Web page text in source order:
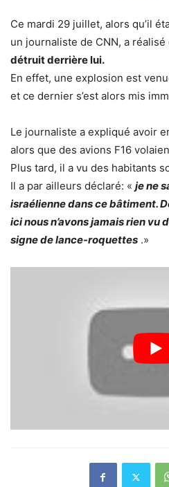
Ce mardi 29 juillet, alors qu’il
un journaliste de CNN, a réalisé
détruit derrière lui.
En effet, une explosion est
et ce dernier s’est alors mis
Le journaliste a expliqué avoir
alors que des avions F16
Plus tard, il a vu des habitants
Il a par ailleurs déclaré: « je ne
israélienne dans ce bâtiment.
ici nous n’avons jamais rien vu
signe de lance-roquettes .»